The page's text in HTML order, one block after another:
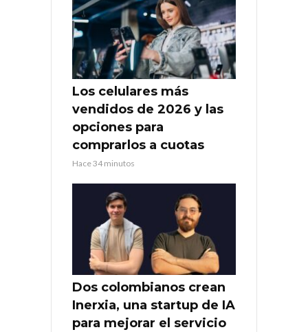
Los celulares más
vendidos de 2026 y las
opciones para
comprarlos a cuotas
Hace 34 minutos
Dos colombianos crean
Inerxia, una startup de IA
para mejorar el servicio